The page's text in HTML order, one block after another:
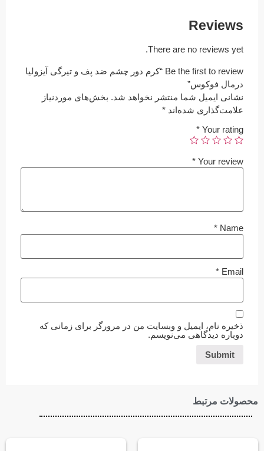
Reviews
There are no reviews yet.
Be the first to review “کرم دور چشم ضد پف و تیرگی آیزولیا
درمال فوکوس”
نشانی ایمیل شما منتشر نخواهد شد. بخش‌های موردنیاز
علامت‌گذاری شده‌اند *
Your rating
*
Your review
*
Name
*
Email
*
ذخیره نام، ایمیل و وبسایت من در مرورگر برای زمانی که
دوباره دیدگاهی می‌نویسم.
محصولات مرتبط